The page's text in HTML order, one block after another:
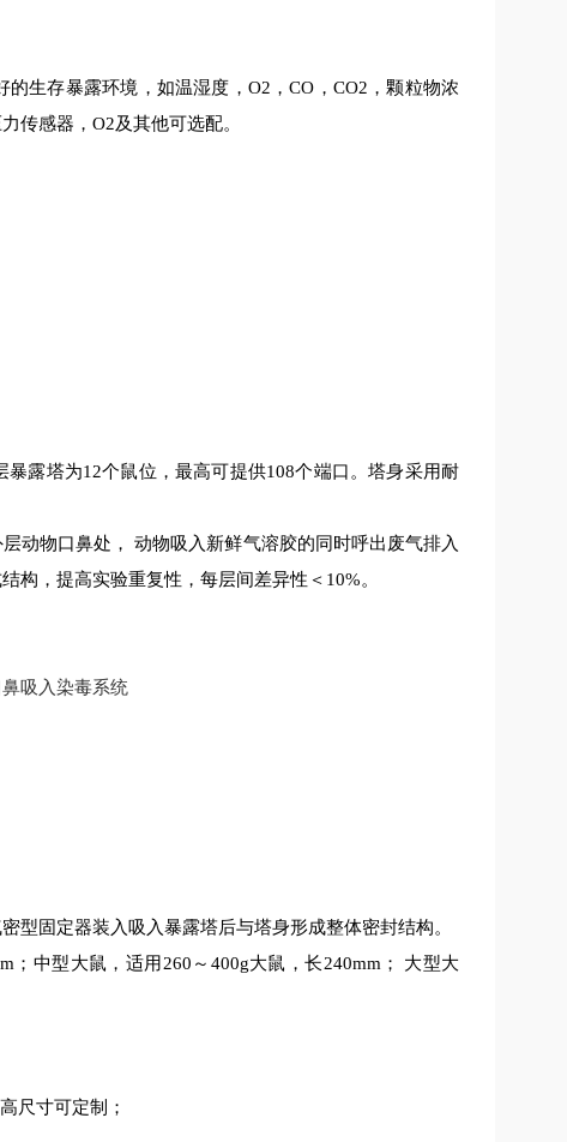
生存暴露环境，如温湿度，O2，CO，CO2，颗粒物浓
传感器，O2及其他可选配。
露塔为12个鼠位，最高可提供108个端口。塔身采用耐
动物口鼻处， 动物吸入新鲜气溶胶的同时呼出废气排入
构，提高实验重复性，每层间差异性＜10%。
型固定器装入吸入暴露塔后与塔身形成整体密封结构。
；中型大鼠，适用260～400g大鼠，长240mm； 大型大
尺寸可定制；